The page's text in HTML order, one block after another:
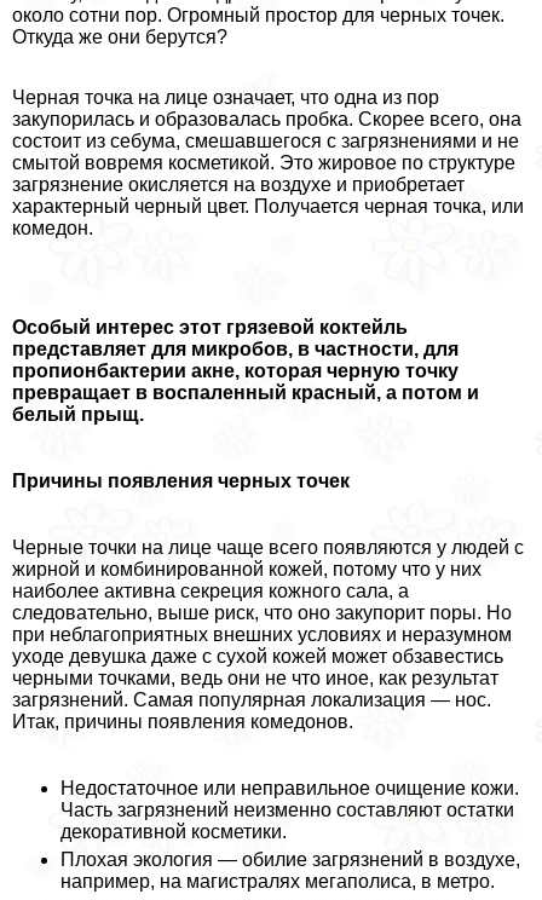
около сотни пор. Огромный простор для черных точек.
Откуда же они берутся?
Черная точка на лице означает, что одна из пор
закупорилась и образовалась пробка. Скорее всего, она
состоит из себума, смешавшегося с загрязнениями и не
смытой вовремя косметикой. Это жировое по структуре
загрязнение окисляется на воздухе и приобретает
хаpaктерный черный цвет. Получается черная точка, или
комедон.
Особый интерес этот грязевой коктейль
представляет для микробов, в частности, для
пропионбактерии акне, которая черную точку
превращает в воспаленный красный, а потом и
белый прыщ.
Причины появления черных точек
Черные точки на лице чаще всего появляются у людей с
жирной и комбинированной кожей, потому что у них
наиболее активна секреция кожного сала, а
следовательно, выше риск, что оно закупорит поры. Но
при нeблагоприятных внешних условиях и неразумном
уходе дeвyшка даже с сухой кожей может обзавестись
черными точками, ведь они не что иное, как результат
загрязнений. Самая популярная локализация — нос.
Итак, причины появления комедонов.
Недостаточное или неправильное очищение кожи.
Часть загрязнений неизменно составляют остатки
декоративной косметики.
Плохая экология — обилие загрязнений в воздухе,
например, на магистралях мегаполиса, в метро.